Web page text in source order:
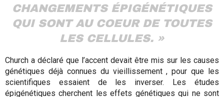
CHANGEMENTS ÉPIGÉNÉTIQUES
QUI SONT AU COEUR DE TOUTES
LES CELLULES. »
Church a déclaré que l’accent devait être mis sur les causes
génétiques déjà connues du vieillissement , pour que les
scientifiques essaient de les inverser. Les études
épigénétiques cherchent les effets génétiques qui ne sont